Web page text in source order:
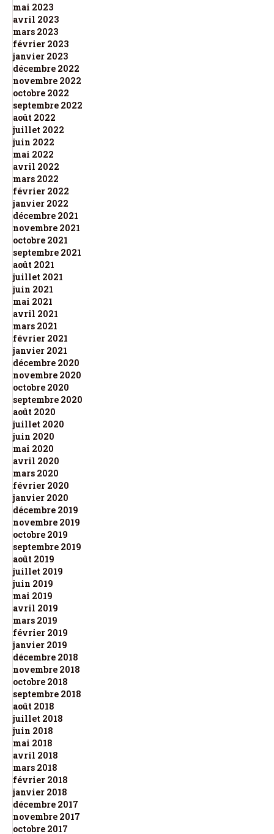
mai 2023
avril 2023
mars 2023
février 2023
janvier 2023
décembre 2022
novembre 2022
octobre 2022
septembre 2022
août 2022
juillet 2022
juin 2022
mai 2022
avril 2022
mars 2022
février 2022
janvier 2022
décembre 2021
novembre 2021
octobre 2021
septembre 2021
août 2021
juillet 2021
juin 2021
mai 2021
avril 2021
mars 2021
février 2021
janvier 2021
décembre 2020
novembre 2020
octobre 2020
septembre 2020
août 2020
juillet 2020
juin 2020
mai 2020
avril 2020
mars 2020
février 2020
janvier 2020
décembre 2019
novembre 2019
octobre 2019
septembre 2019
août 2019
juillet 2019
juin 2019
mai 2019
avril 2019
mars 2019
février 2019
janvier 2019
décembre 2018
novembre 2018
octobre 2018
septembre 2018
août 2018
juillet 2018
juin 2018
mai 2018
avril 2018
mars 2018
février 2018
janvier 2018
décembre 2017
novembre 2017
octobre 2017